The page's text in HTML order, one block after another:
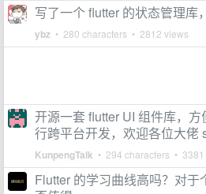
写了一个 flutter 的状态管理库
ybz • 280 characters • 2812 views
开源一套 flutter UI 组件库，
行跨平台开发，欢迎各位大佬
KunpengTalk • 294 characters •
Flutter 的学习曲线高吗？对于